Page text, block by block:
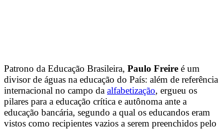
Patrono da Educação Brasileira, Paulo Freire é um
divisor de águas na educação do País: além de referência
internacional no campo da alfabetização, ergueu os
pilares para a educação crítica e autônoma ante a
educação bancária, segundo a qual os educandos eram
vistos como recipientes vazios a serem preenchidos pelo